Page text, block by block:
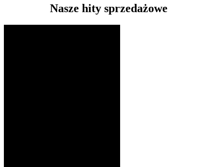
Nasze hity sprzedażowe